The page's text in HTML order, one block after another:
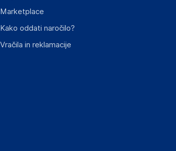
Marketplace
Kako oddati naročilo?
Vračila in reklamacije